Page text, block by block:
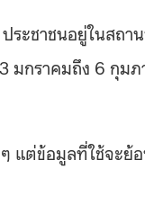
ระชาชนอยู่ในสถ
มกราคมถึง 6 กุ
แต่ข้อมูลที่ใช้จะย้